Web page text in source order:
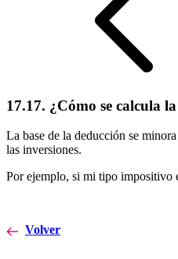
17.17. ¿Cómo se calcula
La base de la deducción se
las inversiones.
Por ejemplo, si mi tipo impositivo
Volver